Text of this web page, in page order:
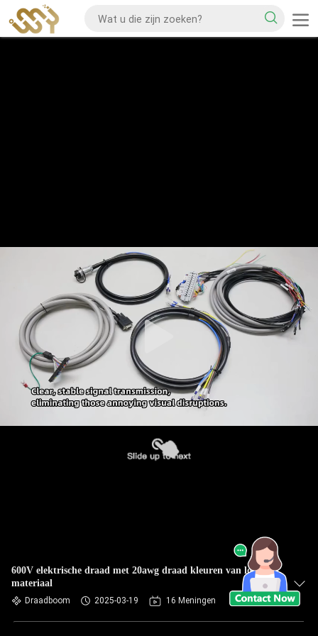
600V elektrische draad met 20awg draad kleuren van lokaal
materiaal
Draadboom 2025-03-19 16 Meningen